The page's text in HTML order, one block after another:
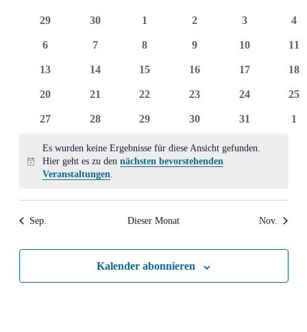
von
Veranstaltungen
0
29
0
30
0
1
0
2
0
3
0
4
0
6
0
7
0
8
0
9
0
10
0
11
0
13
0
14
0
15
0
16
0
17
0
18
0
20
0
21
0
22
0
23
0
24
0
25
0
27
0
28
0
29
0
30
0
31
0
1
Hinweis
Es wurden keine Ergebnisse für diese Ansicht gefunden.
Hier geht es zu dennächsten bevorstehenden
Veranstaltungen.
Sep. Dieser Monat Nov.
Kalender abonnieren